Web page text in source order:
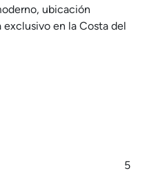
ubicación
en la Costa del
5